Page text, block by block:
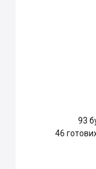
93
46